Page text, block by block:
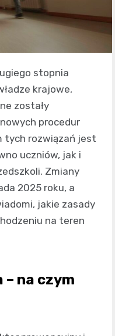
stopnia
krajowe,
zostały
procedur
tych rozwiązań jest
uczniów, jak i
Zmiany
2025 roku, a
jakie zasady
na teren
– na czym